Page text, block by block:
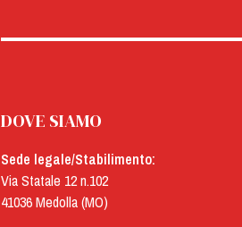
DOVE SIAMO
Sede legale/Stabilimento:
Via Statale 12 n.102
41036 Medolla (MO)